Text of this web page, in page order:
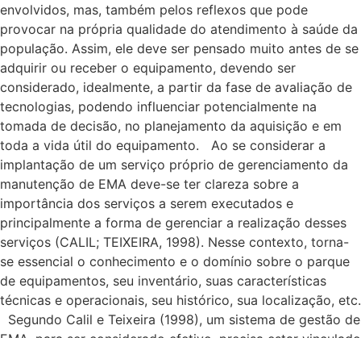
envolvidos, mas, também pelos reflexos que pode
provocar na própria qualidade do atendimento à saúde da
população. Assim, ele deve ser pensado muito antes de se
adquirir ou receber o equipamento, devendo ser
considerado, idealmente, a partir da fase de avaliação de
tecnologias, podendo influenciar potencialmente na
tomada de decisão, no planejamento da aquisição e em
toda a vida útil do equipamento. Ao se considerar a
implantação de um serviço próprio de gerenciamento da
manutenção de EMA deve-se ter clareza sobre a
importância dos serviços a serem executados e
principalmente a forma de gerenciar a realização desses
serviços (CALIL; TEIXEIRA, 1998). Nesse contexto, torna-
se essencial o conhecimento e o domínio sobre o parque
de equipamentos, seu inventário, suas características
técnicas e operacionais, seu histórico, sua localização, etc.
Segundo Calil e Teixeira (1998), um sistema de gestão de